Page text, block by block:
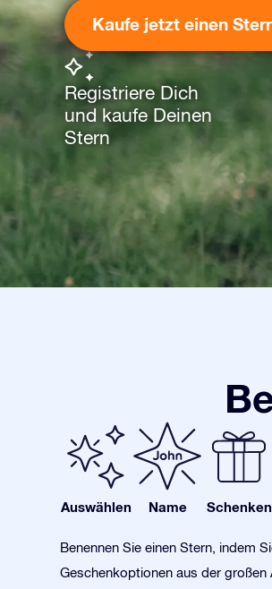
Kaufe jetzt einen
Registriere Dich
und kaufe Deinen
Stern
Auswählen Name Schenken
Benennen Sie einen Stern, indem
Geschenkoptionen aus der großen